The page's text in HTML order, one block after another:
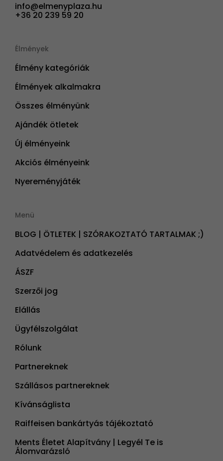
info@elmenyplaza.hu
+36 20 239 59 20
Élmények
Élmény kategóriák
Élmények alkalmakra
Összes élményünk
Ajándék ötletek
Új élményeink
Akciós élményeink
Nyereményjáték
Menü
BLOG | ÖTLETEK | SZÓRAKOZTATÓ TARTALMAK ;)
Adatvédelem és adatkezelés
ÁSZF
Szerzői jog
Elállás
Ügyfélszolgálat
Rólunk
Partnereknek
Szállásos partnereknek
Kívánságlista
Raiffeisen bankártyás tájékoztató
Ments Életet Alapítvány | Legyél Te is
Álomvarázsló